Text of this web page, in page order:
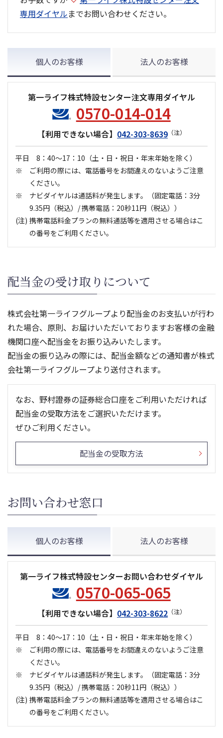
専用ダイヤルまでお問い合わせください。
個人のお客様 法人のお客様
第一ライフ株式特設センター注文専用ダイヤル
0570-014-014
【利用できない場合】 042-303-8639 （注）
平日 8：40～17：10 （土・日・祝日・年末年始を除く）
ご利用の際には、電話番号をお間違えのないようご注意
ください。
ナビダイヤルは通話料が発生します。（固定電話：3分
9.35円（税込）/ 携帯電話：20秒11円（税込））
携帯電話料金プランの無料通話等を適用させる場合はこ
の番号をご利用ください。
0570-000-856
平日 8：40～17：10（土・日・祝日・年末年始を除く）
ご利用の際には、電話番号をお間違えのないようご注意
ください。
ナビダイヤルは通話料が発生します。（固定電話：3分
の番号をご利用ください。
配当金の受け取りについて
株式会社第一ライフグループより配当金のお支払いが行わ
れた場合、原則、お届けいただいておりますお客様の金融
機関口座へ配当金をお振り込みいたします。
配当金の振り込みの際には、配当金額などの通知書が株式
会社第一ライフグループより送付されます。
なお、野村證券の証券総合口座をご利用いただければ
配当金の受取方法をご選択いただけます。
ぜひご利用ください。
配当金の受取方法
お問い合わせ窓口
個人のお客様 法人のお客様
第一ライフ株式特設センターお問い合わせダイヤル
0570-065-065
【利用できない場合】 042-303-8622 （注）
平日 8：40～17：10 （土・日・祝日・年末年始を除く）
ご利用の際には、電話番号をお間違えのないようご注意
ください。
ナビダイヤルは通話料が発生します。（固定電話：3分
9.35円（税込）/ 携帯電話：20秒11円（税込））
携帯電話料金プランの無料通話等を適用させる場合はこ
の番号をご利用ください。